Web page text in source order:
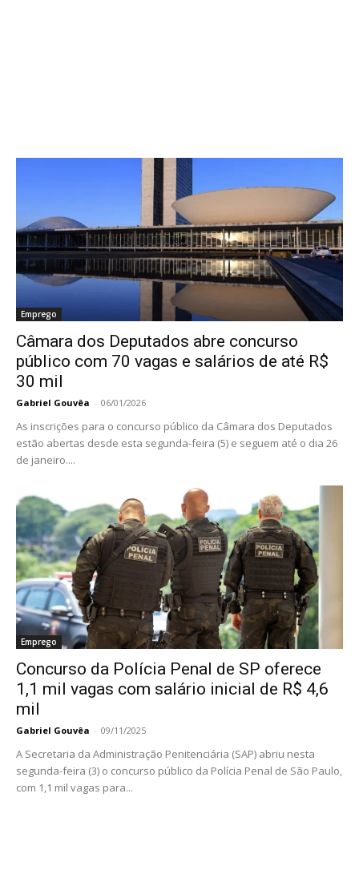
Emprego
Câmara dos Deputados abre concurso
público com 70 vagas e salários de até R$
30 mil
Gabriel Gouvêa - 06/01/2026
As inscrições para o concurso público da Câmara dos Deputados
estão abertas desde esta segunda-feira (5) e seguem até o dia 26
de janeiro....
Emprego
Concurso da Polícia Penal de SP oferece
1,1 mil vagas com salário inicial de R$ 4,6
mil
Gabriel Gouvêa - 09/11/2025
A Secretaria da Administração Penitenciária (SAP) abriu nesta
segunda-feira (3) o concurso público da Polícia Penal de São Paulo,
com 1,1 mil vagas para...